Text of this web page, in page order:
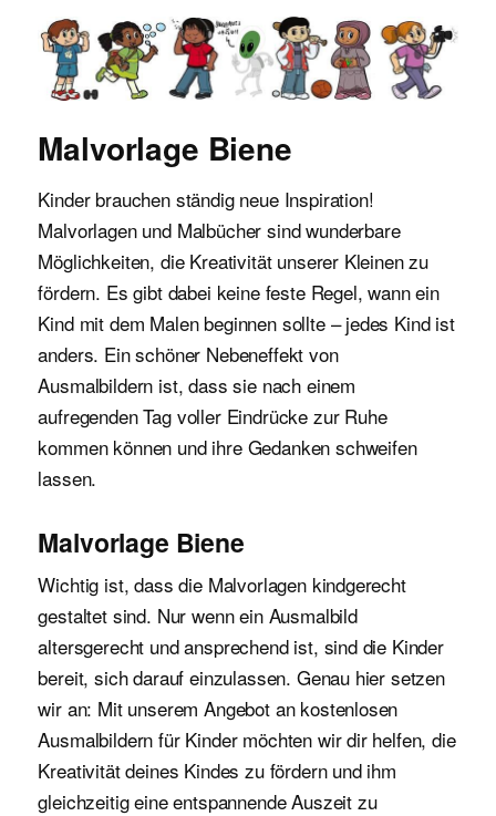
Malvorlagen für Kinder
Malvorlage Biene
Kinder brauchen ständig neue Inspiration!
Malvorlagen und Malbücher sind wunderbare
Möglichkeiten, die Kreativität unserer Kleinen zu
fördern. Es gibt dabei keine feste Regel, wann ein
Kind mit dem Malen beginnen sollte – jedes Kind ist
anders. Ein schöner Nebeneffekt von
Ausmalbildern ist, dass sie nach einem
aufregenden Tag voller Eindrücke zur Ruhe
kommen können und ihre Gedanken schweifen
lassen.
Malvorlage Biene
Wichtig ist, dass die Malvorlagen kindgerecht
gestaltet sind. Nur wenn ein Ausmalbild
altersgerecht und ansprechend ist, sind die Kinder
bereit, sich darauf einzulassen. Genau hier setzen
wir an: Mit unserem Angebot an kostenlosen
Ausmalbildern für Kinder möchten wir dir helfen, die
Kreativität deines Kindes zu fördern und ihm
gleichzeitig eine entspannende Auszeit zu